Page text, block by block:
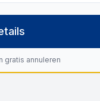
gratis annuleren